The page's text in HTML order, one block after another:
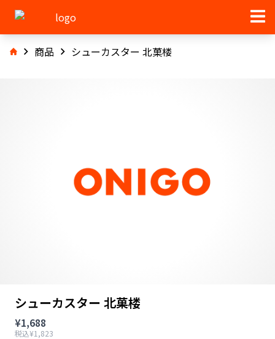
商品 シューカスター 北菓楼
シューカスター 北菓楼
¥1,688
税込¥1,823